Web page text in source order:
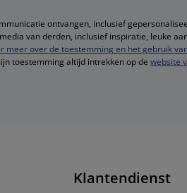
ontvangen, inclusief
van derden, inclusief inspiratie, leuke
meer over de toestemming en het gebruik
toestemming altijd intrekken op de website
Klantendienst